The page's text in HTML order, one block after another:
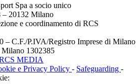
Spa a socio unico
– 20132 Milano
e coordinamento di RCS
– C.F./P.IVA/Registro Imprese di Milano
1302385
MEDIA
e Privacy Policy - Safeguarding -